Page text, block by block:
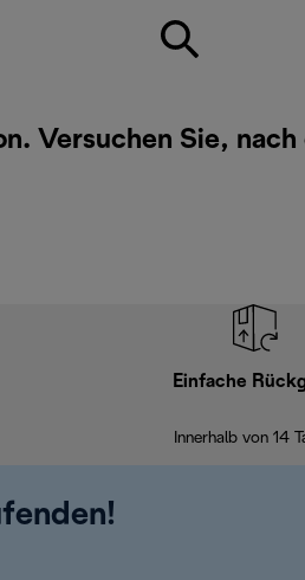
Versuchen Sie,
Einfache
Innerhalb von 14